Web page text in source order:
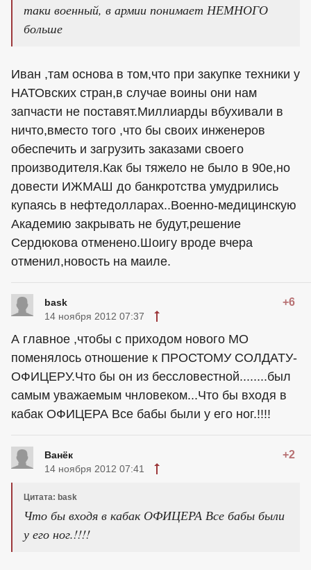
таки военный, в армии понимает НЕМНОГО
больше
Иван ,там основа в том,что при закупке техники у
НАТОвских стран,в случае воины они нам
запчасти не поставят.Миллиарды вбухивали в
ничто,вместо того ,что бы своих инженеров
обеспечить и загрузить заказами своего
производителя.Как бы тяжело не было в 90е,но
довести ИЖМАШ до банкротства умудрились
купаясь в нефтедолларах..Военно-медицинскую
Академию закрывать не будут,решение
Сердюкова отменено.Шоигу вроде вчера
отменил,новость на маиле.
bask +6
14 ноября 2012 07:37
А главное ,чтобы с приходом нового МО
поменялось отношение к ПРОСТОМУ СОЛДАТУ-
ОФИЦЕРУ.Что бы он из бессловестной........был
самым уважаемым чнловеком...Что бы входя в
кабак ОФИЦЕРА Все бабы были у его ног.!!!!
Ванёк +2
14 ноября 2012 07:41
Цитата: bask
Что бы входя в кабак ОФИЦЕРА Все бабы были
у его ног.!!!!